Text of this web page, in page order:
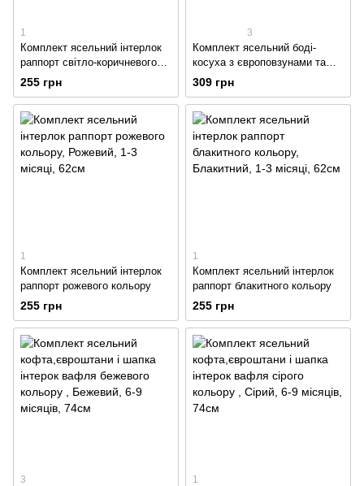
1
Комплект ясельний інтерлок
раппорт світло-коричневого
кольору
255 грн
3
Комплект ясельний боді-
косуха з європовзунами та
шапкою інтерлок раппорт
оливкового кольору
309 грн
1
Комплект ясельний інтерлок
раппорт рожевого кольору
255 грн
1
Комплект ясельний інтерлок
раппорт блакитного кольору
255 грн
3 1